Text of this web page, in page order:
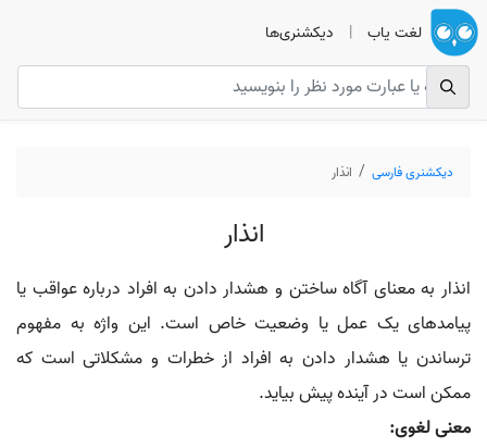
لغت یاب | دیکشنری‌ها
دیکشنری فارسی انذار
انذار
انذار به معنای آگاه ساختن و هشدار دادن به افراد درباره عواقب یا
پیامدهای یک عمل یا وضعیت خاص است. این واژه به مفهوم
ترساندن یا هشدار دادن به افراد از خطرات و مشکلاتی است که
ممکن است در آینده پیش بیاید.
معنی لغوی: